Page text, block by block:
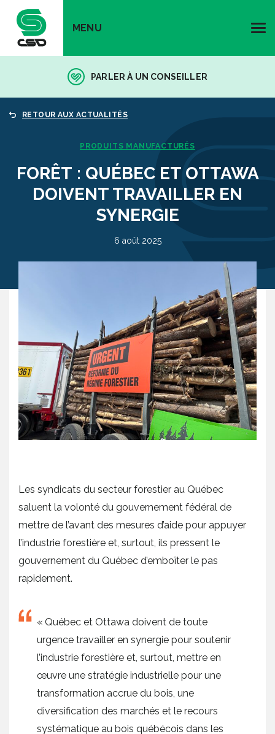
MENU
PARLER À UN CONSEILLER
RETOUR AUX ACTUALITÉS
PRODUITS MANUFACTURÉS
FORÊT : QUÉBEC ET OTTAWA
DOIVENT TRAVAILLER EN
SYNERGIE
6 août 2025
Les syndicats du secteur forestier au Québec
saluent la volonté du gouvernement fédéral de
mettre de l’avant des mesures d’aide pour appuyer
l’industrie forestière et, surtout, ils pressent le
gouvernement du Québec d’emboîter le pas
rapidement.
« Québec et Ottawa doivent de toute
urgence travailler en synergie pour soutenir
l’industrie forestière et, surtout, mettre en
œuvre une stratégie industrielle pour une
transformation accrue du bois, une
diversification des marchés et le recours
systématique au bois québécois dans les